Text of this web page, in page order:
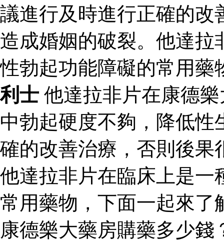
議進行及時進行正確的改
造成婚姻的破裂。他達拉
性勃起功能障礙的常用
利士 他達拉非片在康德
中勃起硬度不夠，降低
確的改善治療，否則後果
他達拉非片在臨床上是一
常用藥物，下面一起來
康德樂大藥房購藥多少